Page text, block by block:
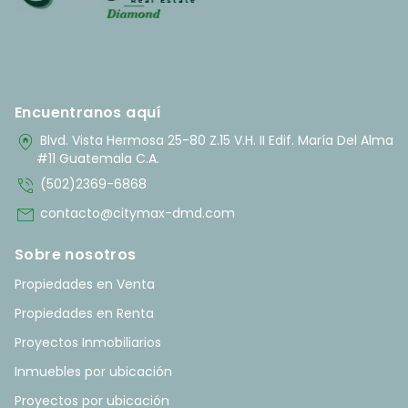
Encuentranos aquí
home_pin Blvd. Vista Hermosa 25-80 Z.15 V.H. II Edif. María Del Alma
#11 Guatemala C.A.
phone_in_talk (502)2369-6868
mail contacto@citymax-dmd.com
Sobre nosotros
Propiedades en Venta
Propiedades en Renta
Proyectos Inmobiliarios
Inmuebles por ubicación
Proyectos por ubicación